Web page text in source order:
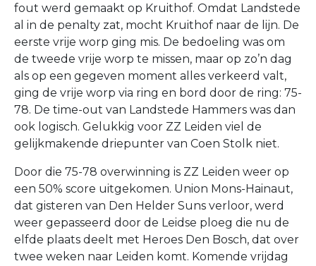
fout werd gemaakt op Kruithof. Omdat Landstede
al in de penalty zat, mocht Kruithof naar de lijn. De
eerste vrije worp ging mis. De bedoeling was om
de tweede vrije worp te missen, maar op zo’n dag
als op een gegeven moment alles verkeerd valt,
ging de vrije worp via ring en bord door de ring: 75-
78. De time-out van Landstede Hammers was dan
ook logisch. Gelukkig voor ZZ Leiden viel de
gelijkmakende driepunter van Coen Stolk niet.
Door die 75-78 overwinning is ZZ Leiden weer op
een 50% score uitgekomen. Union Mons-Hainaut,
dat gisteren van Den Helder Suns verloor, werd
weer gepasseerd door de Leidse ploeg die nu de
elfde plaats deelt met Heroes Den Bosch, dat over
twee weken naar Leiden komt. Komende vrijdag